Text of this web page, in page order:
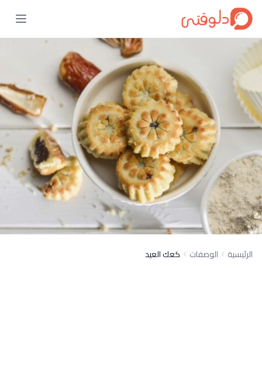
الرئيسية الوصفات كعك العيد